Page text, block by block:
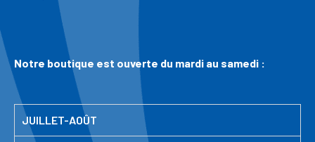
Notre boutique est ouverte du mardi au samedi :
JUILLET-AOÛT